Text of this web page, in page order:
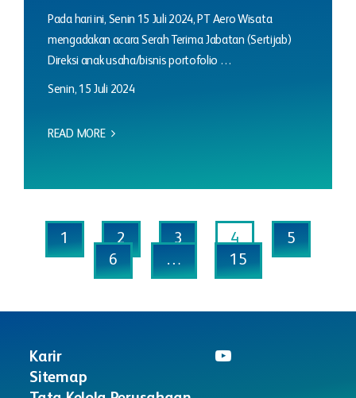
Pada hari ini, Senin 15 Juli 2024, PT Aero Wisata
mengadakan acara Serah Terima Jabatan (Sertijab)
Direksi anak usaha/bisnis portofolio …
Senin, 15 Juli 2024
READ MORE
1 2 3 4
5
6
… 15
Karir
Sitemap